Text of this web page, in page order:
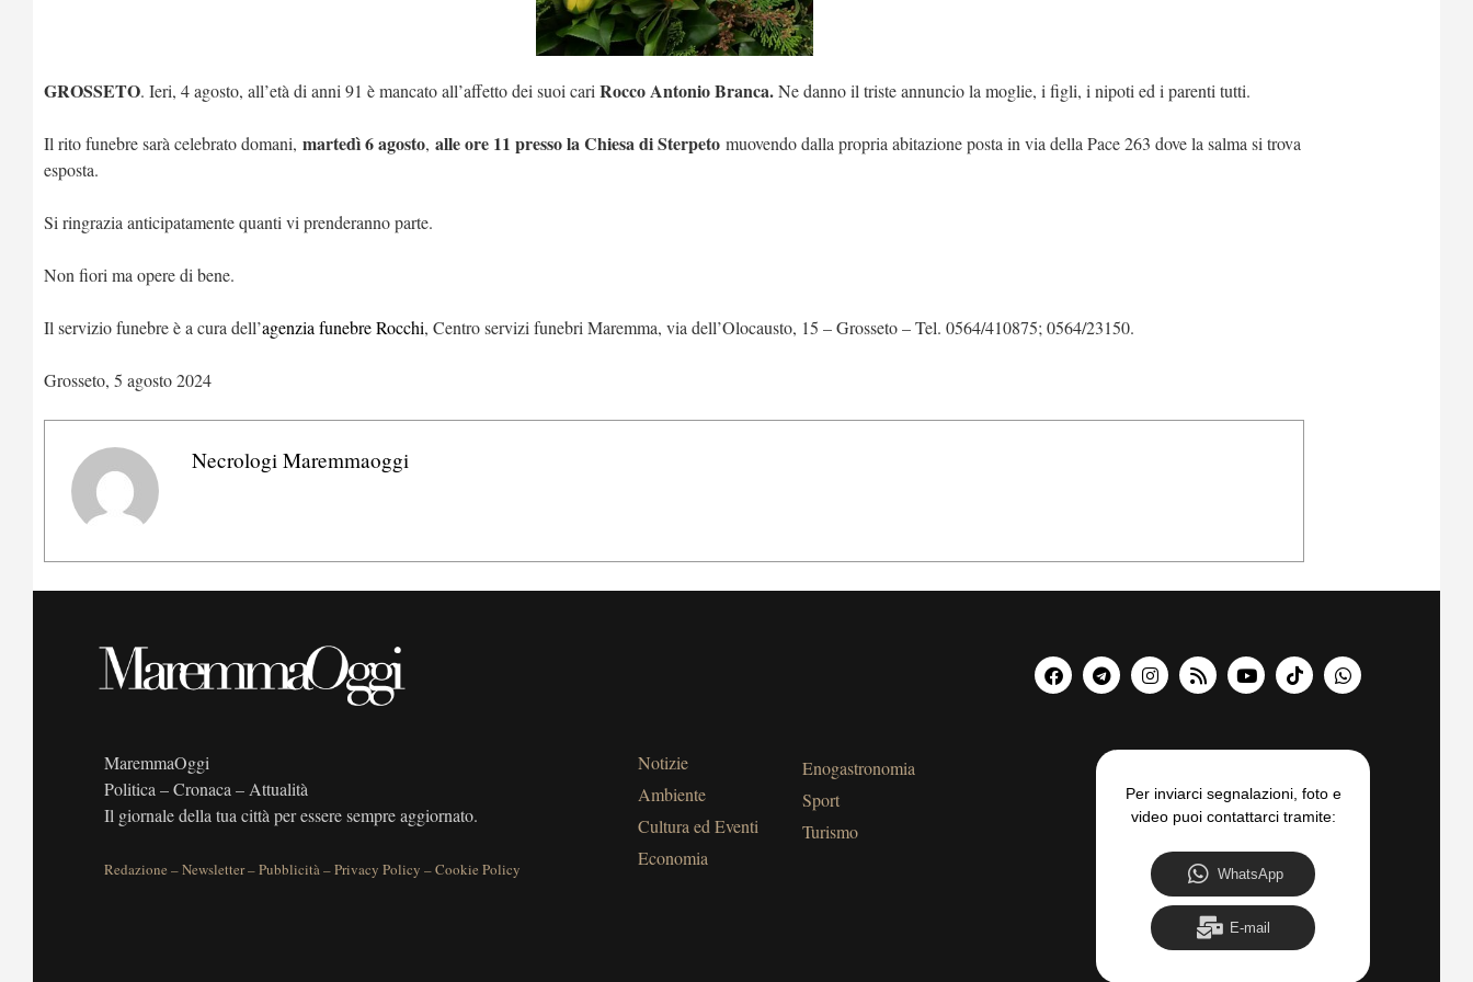
GROSSETO. Ieri, 4 agosto, all’età di anni 91 è mancato all’affetto dei suoi cari Rocco Antonio Branca.Ne danno il triste annuncio la moglie, i figli, i nipoti ed i parenti tutti.
Il rito funebre sarà celebrato domani, martedì 6 agosto, alle ore 11 presso la Chiesa di Sterpeto muovendo dalla propria abitazione posta in via della Pace 263 dove la salma si trova
esposta.
Si ringrazia anticipatamente quanti vi prenderanno parte.
Non fiori ma opere di bene.
Il servizio funebre è a cura dell’agenzia funebre Rocchi, Centro servizi funebri Maremma, via dell’Olocausto, 15 – Grosseto – Tel. 0564/410875; 0564/23150.
Grosseto, 5 agosto 2024
Necrologi Maremmaoggi
MaremmaOggi
Politica – Cronaca – Attualità
Il giornale della tua città per essere sempre aggiornato.
Redazione –Newsletter–Pubblicità–Privacy Policy –Cookie Policy
Notizie
Ambiente
Cultura ed Eventi
Economia
Enogastronomia
Sport
Turismo
Per inviarci segnalazioni, foto e
video puoi contattarci tramite:
WhatsApp
E-mail